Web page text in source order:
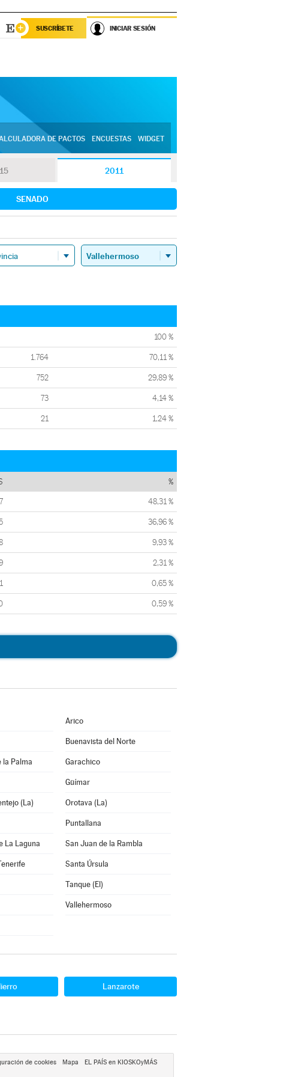
SUSCRÍBETE INICIAR SESIÓN
DE PACTOS ENCUESTAS WIDGET
2011
SENADO
100 %
1.764 70,11 %
752 29,89 %
73 4,14 %
21 1,24 %
%
48,31 %
36,96 %
9,93 %
2,31 %
0,65 %
0,59 %
Arico
Buenavista del Norte
la Palma Garachico
Güímar
(La) Orotava (La)
Puntallana
La Laguna San Juan de la Rambla
Santa Úrsula
Tanque (El)
Vallehermoso
Lanzarote
de cookies Mapa
EL PAÍS en KIOSKOyMÁS